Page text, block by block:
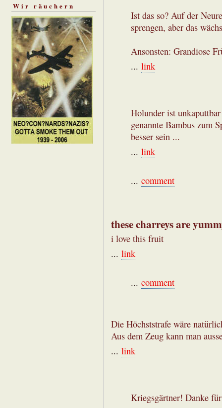
Wir räuchern
Ist das so? Auf der
sprengen, aber das
Ansonsten: Grandiose
... link
Holunder ist
genannte Bambus zum
besser sein ...
... link
... comment
these charreys are
i love this fruit
... link
... comment
Die Höchststrafe wäre
Aus dem Zeug kann man
... link
Kriegsgärtner! Danke